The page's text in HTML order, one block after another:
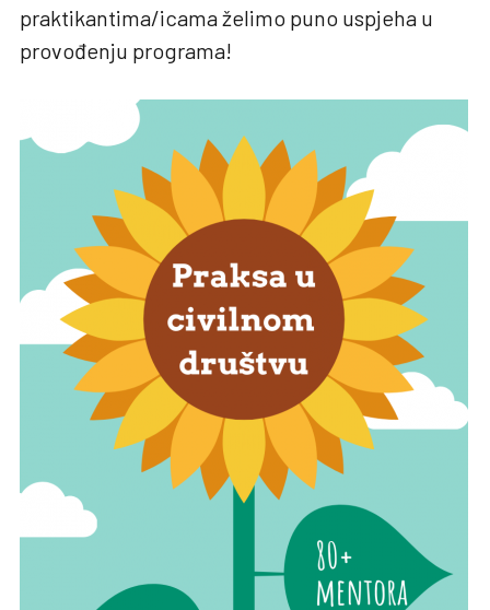
praktikantima/icama želimo puno uspjeha u
provođenju programa!